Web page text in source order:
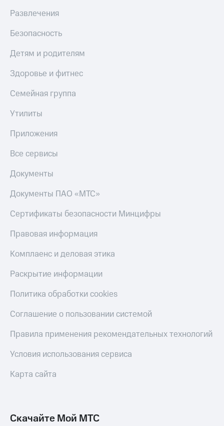
Развлечения
Безопасность
Детям и родителям
Здоровье и фитнес
Семейная группа
Утилиты
Приложения
Все сервисы
Документы
Документы ПАО «МТС»
Сертификаты безопасности Минцифры
Правовая информация
Комплаенс и деловая этика
Раскрытие информации
Политика обработки cookies
Соглашение о пользовании системой
Правила применения рекомендательных технологий
Условия использования сервиса
Карта сайта
Скачайте Мой МТС